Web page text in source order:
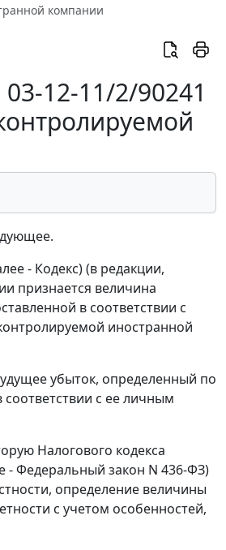
компании
12-11/2/90241
- Кодекс) (в редакции,
признается величина
в соответствии с
иностранной
убыток, определенный по
с ее личным
Налогового кодекса
- Федеральный закон N 436-ФЗ)
определение величины
с учетом особенностей,